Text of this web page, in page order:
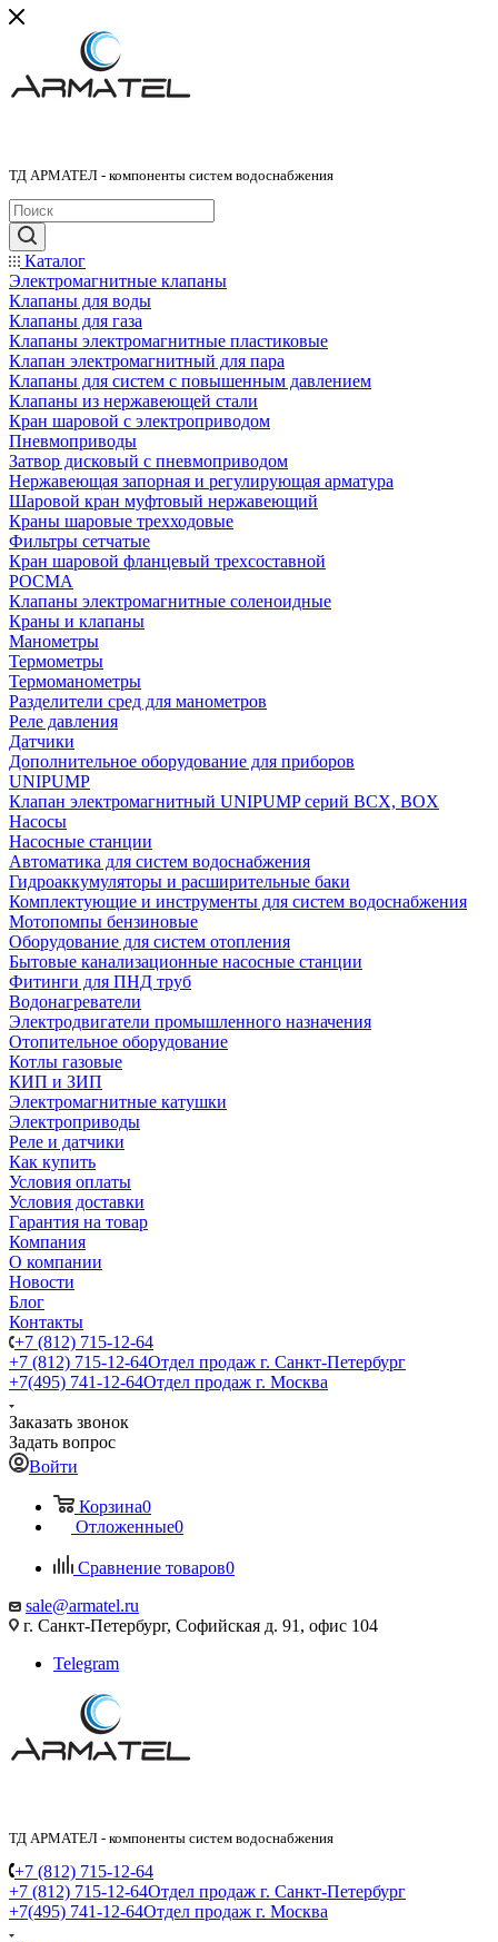
ТД АРМАТЕЛ - компоненты систем водоснабжения
Каталог
Электромагнитные клапаны
Клапаны для воды
Клапаны для газа
Клапаны электромагнитные пластиковые
Клапан электромагнитный для пара
Клапаны для систем с повышенным давлением
Клапаны из нержавеющей стали
Кран шаровой с электроприводом
Пневмоприводы
Затвор дисковый с пневмоприводом
Нержавеющая запорная и регулирующая арматура
Шаровой кран муфтовый нержавеющий
Краны шаровые трехходовые
Фильтры сетчатые
Кран шаровой фланцевый трехсоставной
РОСМА
Клапаны электромагнитные соленоидные
Краны и клапаны
Манометры
Термометры
Термоманометры
Разделители сред для манометров
Реле давления
Датчики
Дополнительное оборудование для приборов
UNIPUMP
Клапан электромагнитный UNIPUMP серий BCX, BOX
Насосы
Насосные станции
Автоматика для систем водоснабжения
Гидроаккумуляторы и расширительные баки
Комплектующие и инструменты для систем водоснабжения
Мотопомпы бензиновые
Оборудование для систем отопления
Бытовые канализационные насосные станции
Фитинги для ПНД труб
Водонагреватели
Электродвигатели промышленного назначения
Отопительное оборудование
Котлы газовые
КИП и ЗИП
Электромагнитные катушки
Электроприводы
Реле и датчики
Как купить
Условия оплаты
Условия доставки
Гарантия на товар
Компания
О компании
Новости
Блог
Контакты
+7 (812) 715-12-64
+7 (812) 715-12-64Отдел продаж г. Санкт-Петербург
+7(495) 741-12-64Отдел продаж г. Москва
Заказать звонок
Задать вопрос
Войти
Корзина0
Отложенные0
Сравнение товаров0
sale@armatel.ru
г. Санкт-Петербург, Софийская д. 91, офис 104
Telegram
ТД АРМАТЕЛ - компоненты систем водоснабжения
+7 (812) 715-12-64
+7 (812) 715-12-64Отдел продаж г. Санкт-Петербург
+7(495) 741-12-64Отдел продаж г. Москва